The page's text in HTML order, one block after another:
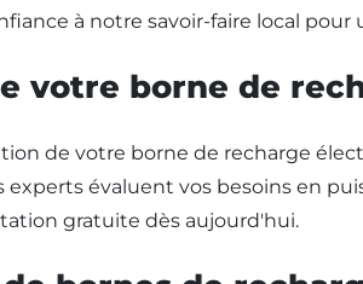
à notre savoir-faire local pour
votre borne de
de votre borne de recharge
évaluent vos besoins en
gratuite dès aujourd'hui.